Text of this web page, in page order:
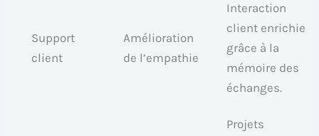
Support
client
Amélioration
de l’empathie
Interaction
client enrichie
grâce à la
mémoire des
échanges.
Projets